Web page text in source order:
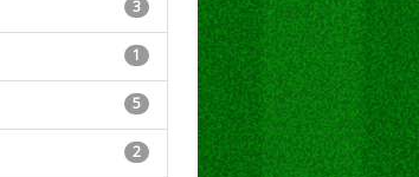
3
1
5
2